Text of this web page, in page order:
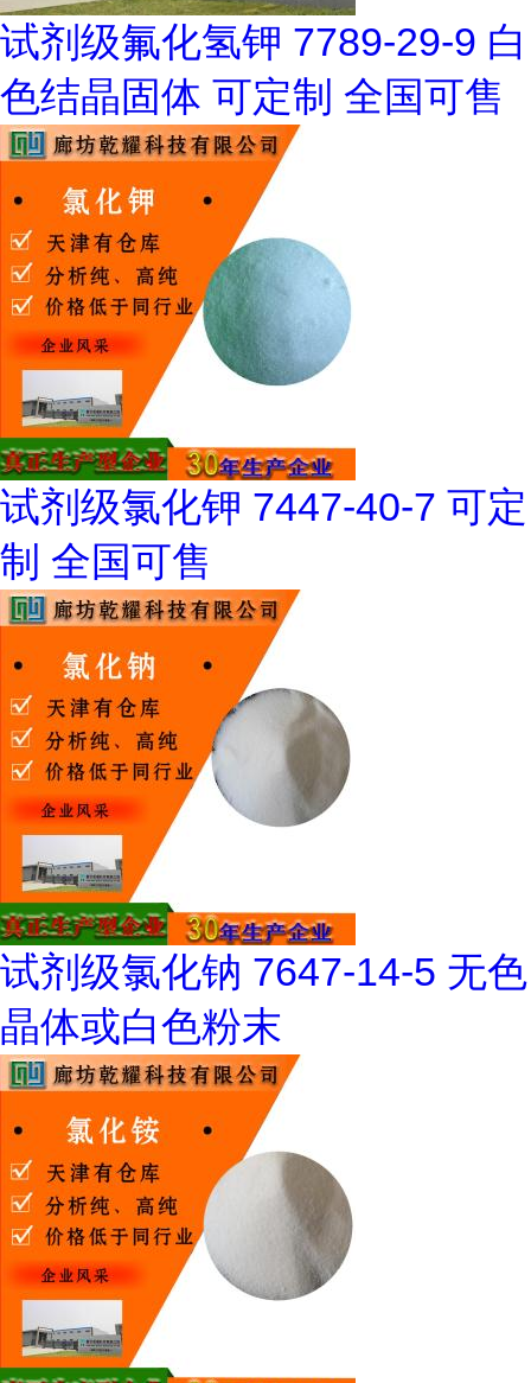
试剂级氟化氢钾 7789-29-9 白
色结晶固体 可定制 全国可售
试剂级氯化钾 7447-40-7 可定
制 全国可售
试剂级氯化钠 7647-14-5 无色
晶体或白色粉末